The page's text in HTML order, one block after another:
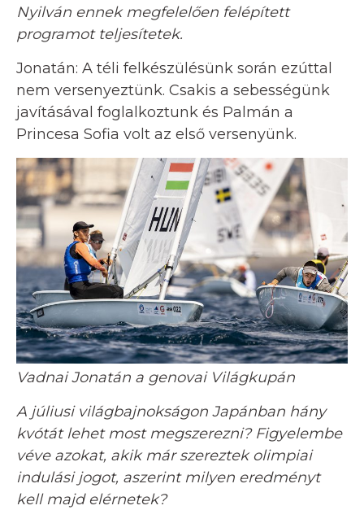
Nyilván ennek megfelelően felépített
programot teljesítetek.
Jonatán: A téli felkészülésünk során ezúttal
nem versenyeztünk. Csakis a sebességünk
javításával foglalkoztunk és Palmán a
Princesa Sofia volt az első versenyünk.
Vadnai Jonatán a genovai Világkupán
A júliusi világbajnokságon Japánban hány
kvótát lehet most megszerezni? Figyelembe
véve azokat, akik már szereztek olimpiai
indulási jogot, aszerint milyen eredményt
kell majd elérnetek?